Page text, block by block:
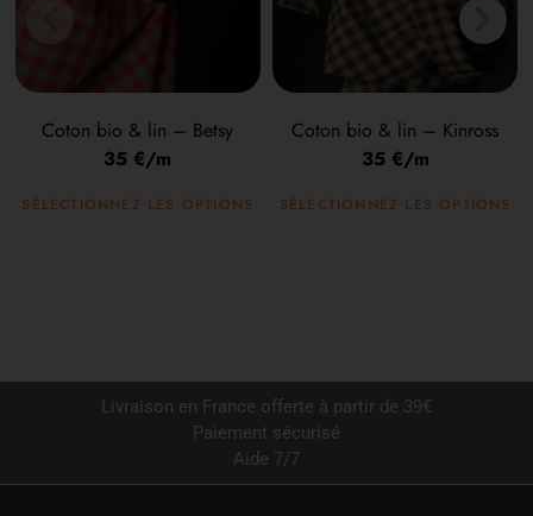
Coton bio & lin – Betsy
35 €/m
SÉLECTIONNEZ LES OPTIONS
Coton bio & lin – Kinross
35 €/m
SÉLECTIONNEZ LES OPTIONS
Livraison en France offerte à partir de 39€
Paiement sécurisé
Aide 7/7